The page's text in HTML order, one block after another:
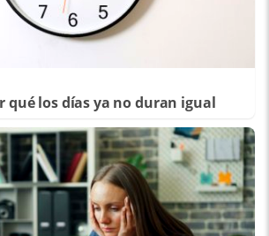
qué los días ya no duran igual